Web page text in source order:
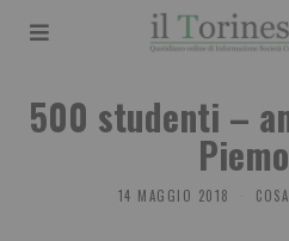
500 studenti –
14 MAGGIO 2018